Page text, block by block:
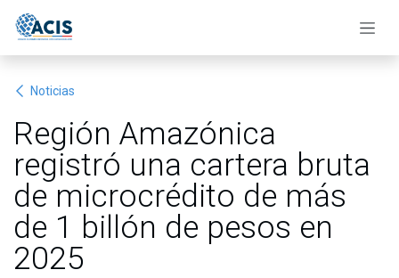
Noticias
Región Amazónica
registró una cartera bruta
de microcrédito de más
de 1 billón de pesos en
2025